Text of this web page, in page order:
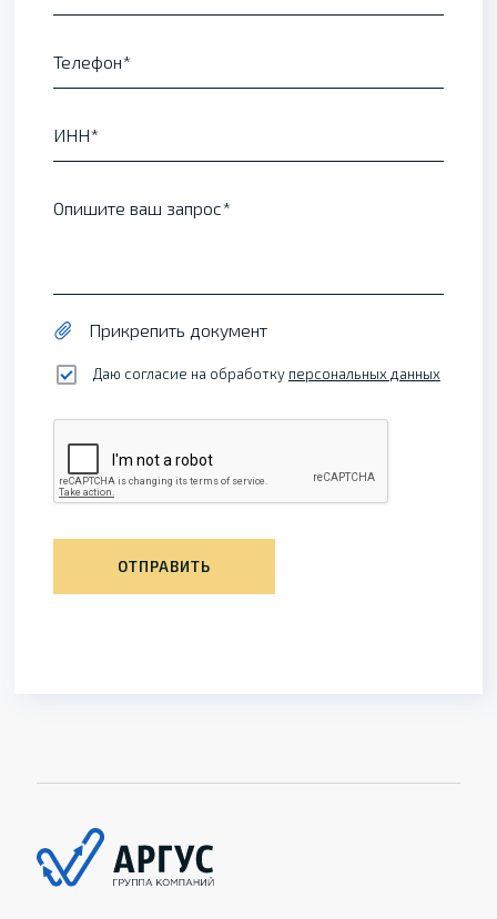
Телефон
ИНН
Опишите ваш запрос
Прикрепить документ
Даю согласие на обработку персональных данных
ОТПРАВИТЬ